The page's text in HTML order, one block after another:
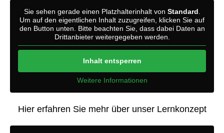
Sie sehen gerade einen Platzhalterinhalt von Standard
Um auf den eigentlichen Inhalt zuzugreifen, klicken Sie auf
den Button unten. Bitte beachten Sie, dass dabei Daten an
Drittanbieter weitergegeben werden.
Inhalt entsperren
Weitere Informationen
Hier erfahren Sie mehr über unser Lernkonzept